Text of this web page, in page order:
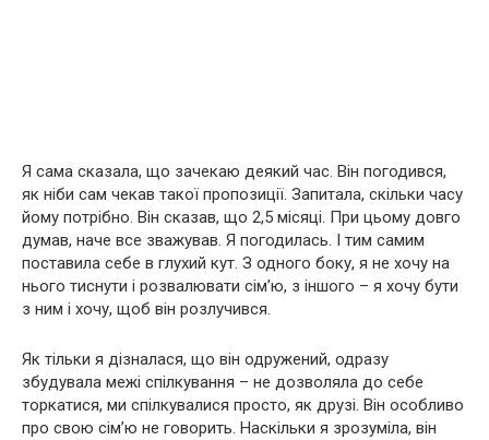
Я сама сказала, що зачекаю деякий час. Він погодився,
як ніби сам чекав такої пропозиції. Запитала, скільки часу
йому потрібно. Він сказав, що 2,5 місяці. При цьому довго
думав, наче все зважував. Я погодилась. І тим самим
поставила себе в глухий кут. З одного боку, я не хочу на
нього тиснути і розвалювати сім’ю, з іншого – я хочу бути
з ним і хочу, щоб він розлучився.
Як тільки я дізналася, що він одружений, одразу
збудувала межі спілкування – не дозволяла до себе
торкатися, ми спілкувалися просто, як друзі. Він особливо
про свою сім’ю не говорить. Наскільки я зрозуміла, він